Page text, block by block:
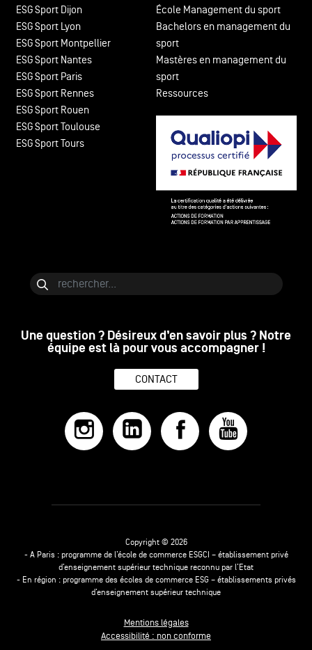
ESG Sport Dijon
ESG Sport Lyon
ESG Sport Montpellier
ESG Sport Nantes
ESG Sport Paris
ESG Sport Rennes
ESG Sport Rouen
ESG Sport Toulouse
ESG Sport Tours
École Management du sport
Bachelors en management du
sport
Mastères en management du
sport
Ressources
Une question ? Désireux d’en savoir plus ? Notre
équipe est là pour vous accompagner !
CONTACT
Copyright © 2026
- A Paris : programme de l’école de commerce ESGCI – établissement privé
d’enseignement supérieur technique reconnu par l’Etat
- En région : programme des écoles de commerce ESG – établissements privés
d’enseignement supérieur technique
Mentions légales
Accessibilité : non conforme